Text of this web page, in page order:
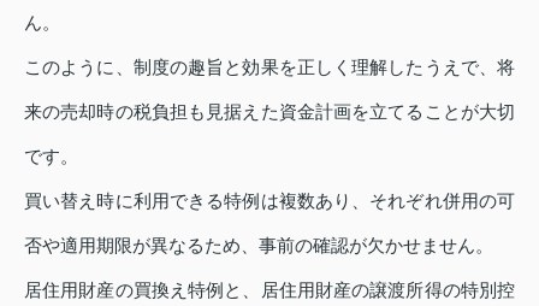
ん。
このように、制度の趣旨と効果を正しく理解したうえで、将
来の売却時の税負担も見据えた資金計画を立てることが大切
です。
買い替え時に利用できる特例は複数あり、それぞれ併用の可
否や適用期限が異なるため、事前の確認が欠かせません。
居住用財産の買換え特例と、居住用財産の譲渡所得の特別控